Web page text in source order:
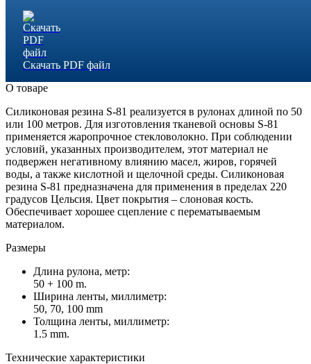
Скачать PDF файл
О товаре
Силиконовая резина S-81 реализуется в рулонах длиной по 50
или 100 метров. Для изготовления тканевой основы S-81
применяется жаропрочное стекловолокно. При соблюдении
условий, указанных производителем, этот материал не
подвержен негативному влиянию масел, жиров, горячей
воды, а также кислотной и щелочной среды. Силиконовая
резина S-81 предназначена для применения в пределах 220
градусов Цельсия. Цвет покрытия – слоновая кость.
Обеспечивает хорошее сцепление с перематываемым
материалом.
Размеры
Длина рулона, метр:
50 + 100 m.
Ширина ленты, миллиметр:
50, 70, 100 mm
Толщина ленты, миллиметр:
1.5 mm.
Технические характеристики